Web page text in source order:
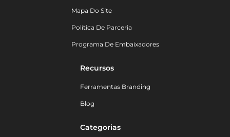
Mapa Do Site
Política De Parceria
Programa De Embaixadores
Recursos
Ferramentas Branding
Blog
Categorias